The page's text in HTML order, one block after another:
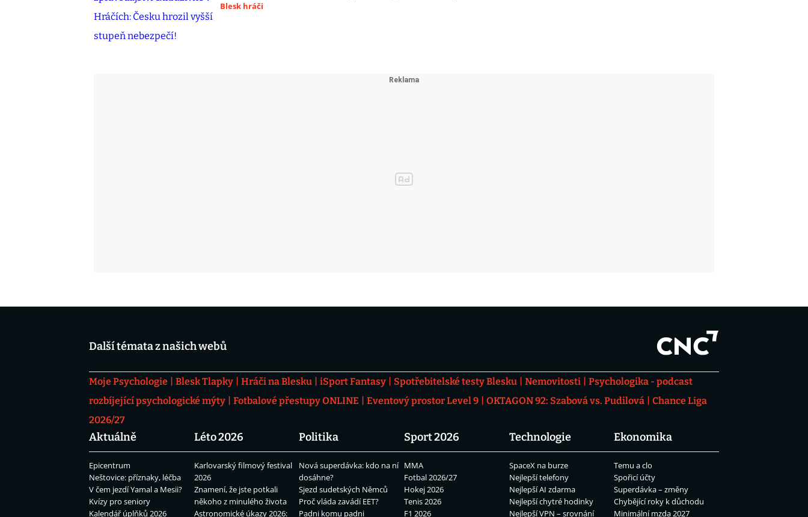
Blesk hráči
Další témata z našich webů
Moje Psychologie Blesk Tlapky Hráči na Blesku iSport Fantasy Spotřebitelské testy Blesku Nemovitosti
Psychologika - podcast
rozbíjející psychologické mýty
Fotbalové přestupy ONLINE Eventový prostor Level 9 OKTAGON 92: Szabová vs. Pudilová
Chance Liga
2026/27
Aktuálně
Epicentrum
Neštovice: příznaky, léčba
V čem jezdí Yamal a Mesii?
Kvízy pro seniory
Kalendář úplňků 2026
Léto 2026
Karlovarský filmový festival
2026
Znamení, že jste potkali
někoho z minulého života
Astronomické úkazy 2026:
Politika
Nová superdávka: kdo na ní
dosáhne?
Sjezd sudetských Němců
Proč vláda zavádí EET?
Padni komu padni
Sport 2026
MMA
Fotbal 2026/27
Hokej 2026
Tenis 2026
F1 2026
Technologie
SpaceX na burze
Nejlepší telefony
Nejlepší AI zdarma
Nejlepší chytré hodinky
Nejlepší VPN – srovnání
Ekonomika
Temu a clo
Spořicí účty
Superdávka – změny
Chybějící roky k důchodu
Minimální mzda 2027